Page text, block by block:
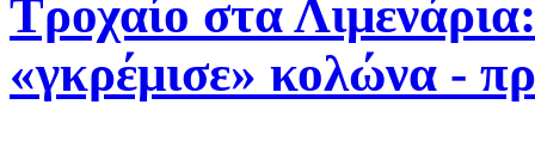
Τροχαίο στα
«γκρέμισε» κολώνα -